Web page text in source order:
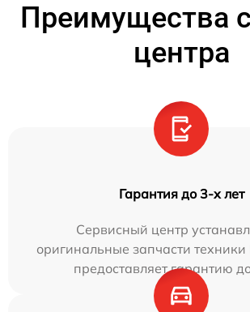
Преимущества
центра
Гарантия до 3-х лет
Сервисный центр
оригинальные запчасти техники
предоставляет гарантию